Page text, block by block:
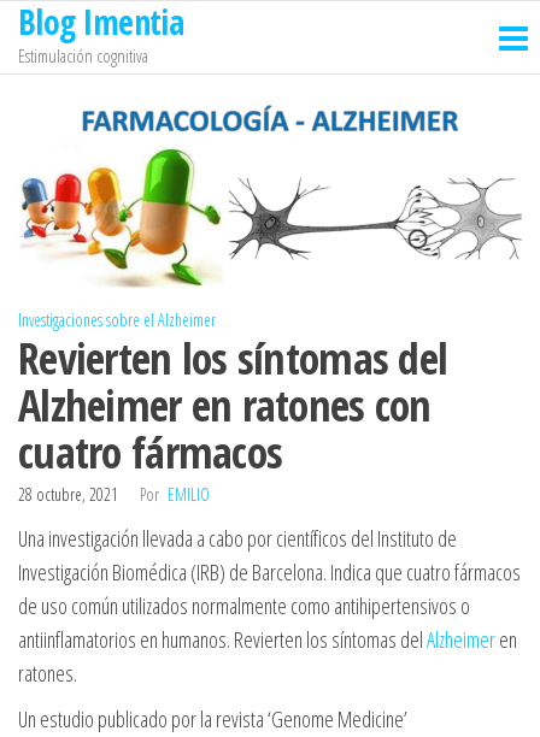
Saltar
contenido
Blog Imentia
Estimulación cognitiva
Investigaciones sobre el Alzheimer
Revierten los síntomas del
Alzheimer en ratones con
cuatro fármacos
28 octubre, 2021 Por EMILIO
Una investigación llevada a cabo por científicos del Instituto de
Investigación Biomédica (IRB) de Barcelona. Indica que cuatro fármacos
de uso común utilizados normalmente como antihipertensivos o
antiinflamatorios en humanos. Revierten los síntomas delAlzheimeren
ratones.
Un estudio publicado por la revista ‘Genome Medicine’